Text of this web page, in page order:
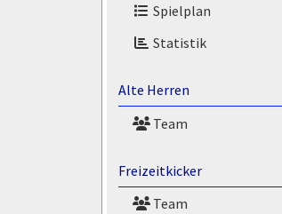
Spielplan
Statistik
Alte Herren
Team
Freizeitkicker
Team